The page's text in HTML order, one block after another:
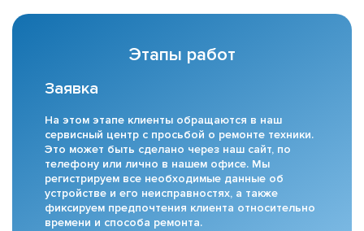
Этапы работ
Заявка
На этом этапе клиенты обращаются в наш
сервисный центр с просьбой о ремонте техники.
Это может быть сделано через наш сайт, по
телефону или лично в нашем офисе. Мы
регистрируем все необходимые данные об
устройстве и его неисправностях, а также
фиксируем предпочтения клиента относительно
времени и способа ремонта.